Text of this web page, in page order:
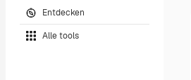
Entdecken
Alle tools